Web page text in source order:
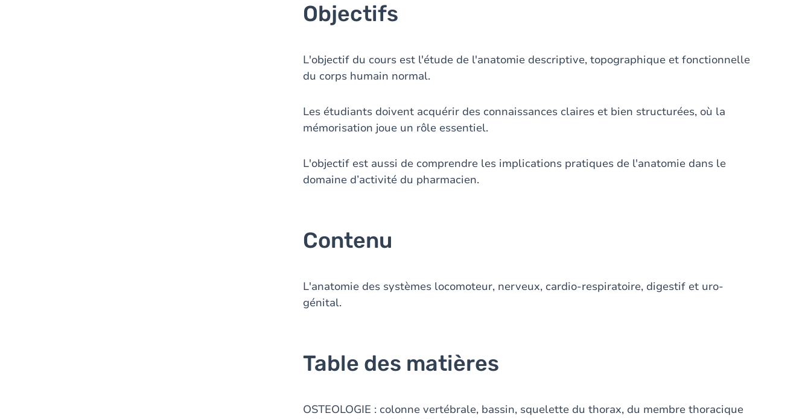
Objectifs
L'objectif du cours est l'étude de l'anatomie descriptive, topographique et fonctionnelle
du corps humain normal.
Les étudiants doivent acquérir des connaissances claires et bien structurées, où la
mémorisation joue un rôle essentiel.
L'objectif est aussi de comprendre les implications pratiques de l'anatomie dans le
domaine d’activité du pharmacien.
Contenu
L'anatomie des systèmes locomoteur, nerveux, cardio-respiratoire, digestif et uro-
génital.
Table des matières
OSTEOLOGIE : colonne vertébrale, bassin, squelette du thorax, du membre thoracique